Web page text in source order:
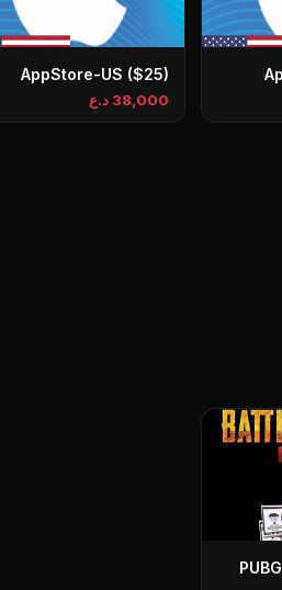
AppStore-US ($25)
38,000 د.ع